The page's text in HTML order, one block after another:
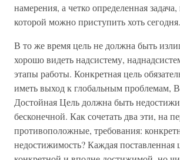
намерения, а четко определенная
которой можно приступить хоть сегодня.
В то же время цель не должна быть
хорошо видеть надсистему,
этапы работы. Конкретная цель
иметь выход к глобальным проблемам,
Достойная Цель должна быть
бесконечной. Как сочетать два эти, на
противоположные, требования:
недостижимость? Каждая поставленная